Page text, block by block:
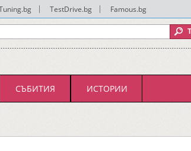
TestDrive.bg Famous.bg
СЪБИТИЯ ИСТОРИИ